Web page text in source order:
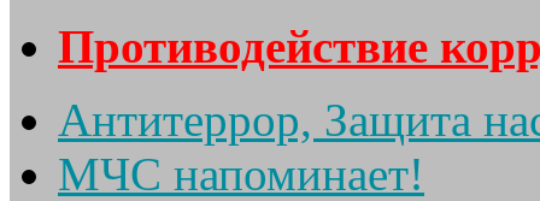
Противодействие
Антитеррор, Защита
МЧС напоминает!